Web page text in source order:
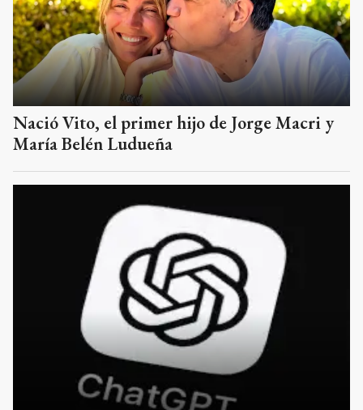
Nació Vito, el primer hijo de Jorge Macri y
María Belén Ludueña